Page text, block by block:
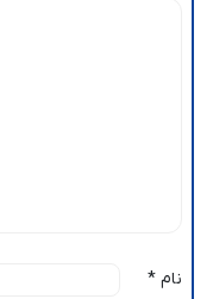
نام *